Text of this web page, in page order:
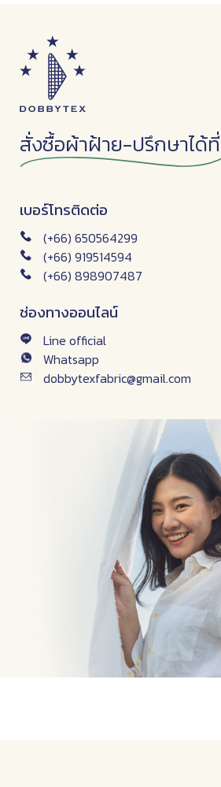
สั่งซื้อผ้าฝ้าย-ปรึกษาได้ที่
เบอร์โทรติดต่อ
(+66) 650564299
(+66) 919514594
(+66) 898907487
ช่องทางออนไลน์
Line official
Whatsapp
dobbytexfabric@gmail.com